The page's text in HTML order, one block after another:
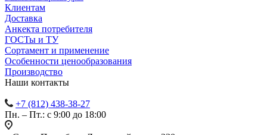
Клиентам
Доставка
Анкекта потребителя
ГОСТы и ТУ
Сортамент и применение
Особенности ценообразования
Производство
Наши контакты
+7 (812) 438-38-27
Пн. – Пт.: с 9:00 до 18:00